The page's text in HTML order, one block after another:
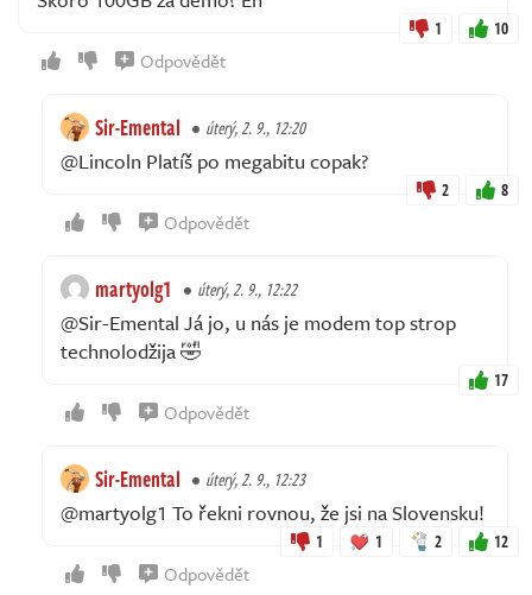
1 10
Odpovědět
Sir-Emental úterý, 2. 9., 12:20
@Lincoln Platíš po megabitu copak?
2 8
Odpovědět
martyolg1 úterý, 2. 9., 12:22
@Sir-Emental Já jo, u nás je modem top strop
technolodžija 🤣
17
Odpovědět
Sir-Emental úterý, 2. 9., 12:23
@martyolg1 To řekni rovnou, že jsi na Slovensku!
1 1 2 12
Odpovědět